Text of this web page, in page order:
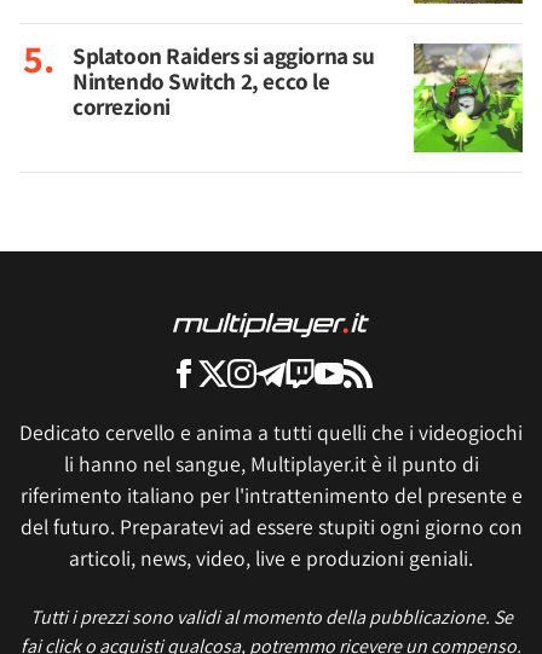
Splatoon Raiders si aggiorna su
Nintendo Switch 2, ecco le
correzioni
Dedicato cervello e anima a tutti quelli che i videogiochi
li hanno nel sangue, Multiplayer.it è il punto di
riferimento italiano per l'intrattenimento del presente e
del futuro. Preparatevi ad essere stupiti ogni giorno con
articoli, news, video, live e produzioni geniali.
Tutti i prezzi sono validi al momento della pubblicazione. Se
fai click o acquisti qualcosa, potremmo ricevere un compenso.